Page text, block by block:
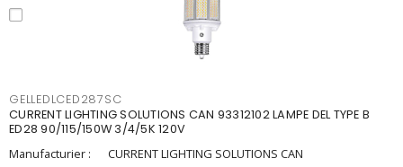
GELLEDLCED287SC
CURRENT LIGHTING SOLUTIONS CAN 93312102 LAMPE DEL TYPE B
ED28 90/115/150W 3/4/5K 120V
Manufacturier :
CURRENT LIGHTING SOLUTIONS CAN